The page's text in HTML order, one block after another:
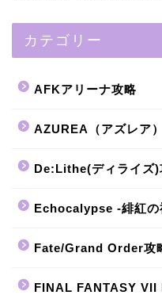
カテゴリー
AFKアリーナ攻略
AZUREA（アズレア
De:Lithe(ディライズ)
Echocalypse -緋紅の
Fate/Grand Order攻
FINAL FANTASY VII